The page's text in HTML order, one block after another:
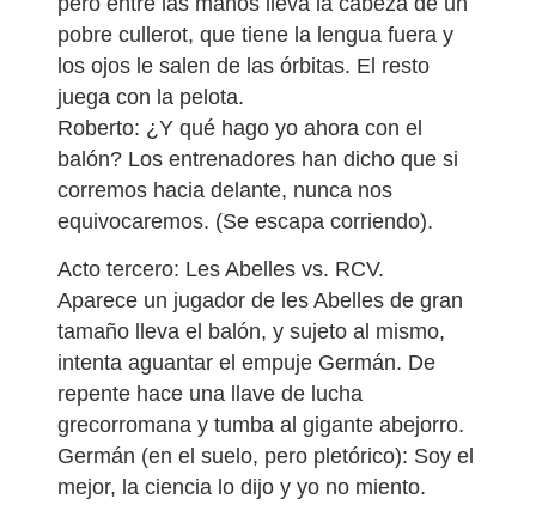
pobre cullerot, que tiene la lengua fuera y
los ojos le salen de las órbitas. El resto
juega con la pelota.
Roberto: ¿Y qué hago yo ahora con el
balón? Los entrenadores han dicho que si
corremos hacia delante, nunca nos
equivocaremos. (Se escapa corriendo).
Acto tercero: Les Abelles vs. RCV.
Aparece un jugador de les Abelles de gran
tamaño lleva el balón, y sujeto al mismo,
intenta aguantar el empuje Germán. De
repente hace una llave de lucha
grecorromana y tumba al gigante abejorro.
Germán (en el suelo, pero pletórico): Soy el
mejor, la ciencia lo dijo y yo no miento.